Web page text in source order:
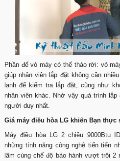
Phần đế vỏ máy có thể tháo rời: vỏ
giúp nhân viên lắp đặt không cần
lạnh để kiểm tra lắp đặt, cũng như
nhân viên khác. Nhờ vậy quá trình
người duy nhất.
Giá máy điều hòa LG khiến Bạn thực
Máy điều hòa LG 2 chiều 9000Btu
những tính năng công nghệ tiến tiến
lãm cùng chế độ bảo hành vượt trội 2